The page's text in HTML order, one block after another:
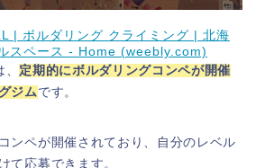
| ボルダリング クライミング | 北海
スペース - Home (weebly.com)
、 定期的にボルダリングコンペが開催
ジム です。
ンペが開催されており、自分のレベル
て応募できます。